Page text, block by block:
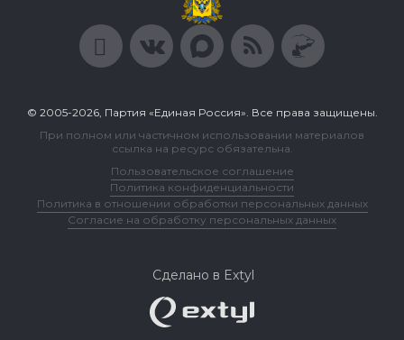
© 2005-2026, Партия «Единая Россия». Все права защищены.
При полном или частичном использовании материалов
ссылка на ресурс обязательна.
Пользовательское соглашение
Политика конфиденциальности
Политика в отношении обработки персональных данных
Согласие на обработку персональных данных
Сделано в Extyl